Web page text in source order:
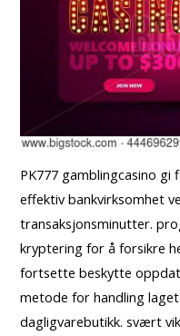
PK777 gamblingcasino
effektiv bankvirksomhet
transaksjonsminutter.
kryptering for å forsikre
fortsette beskytte
metode for handling
dagligvarebutikk. svært